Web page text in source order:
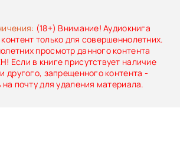
(18+) Внимание! Аудиокнига
только для совершеннолетних.
просмотр данного контента
Если в книге присутствует наличие
другого, запрещенного контента -
на почту для удаления материала.